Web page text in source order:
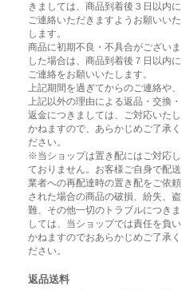
きましては、商品到着後３日以内に
ご連絡いただきますようお願いいた
します。
商品に初期不良・不具合がございま
した場合は、商品到着後７日以内に
ご連絡をお願いいたします。
上記期間を過ぎてからのご連絡や、
上記以外の理由による返品・交換・
返金につきましては、ご対応いたし
かねますので、あらかじめご了承く
ださい。
※当ショップは置き配にはご対応し
ておりません。お客様ご自身で配送
業者への再配達時の置き配をご依頼
された場合の商品の破損、紛失、盗
難、その他一切のトラブルにつきま
しては、当ショップでは責任を負い
かねますのでおあらかじめご了承く
ださい。
返品送料